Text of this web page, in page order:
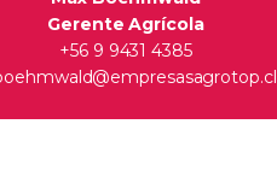
Gerente Agrícola
+56 9 9431 4385